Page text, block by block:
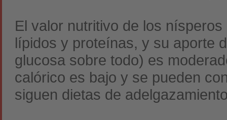
El valor nutritivo de los
lípidos y proteínas, y su aporte
glucosa sobre todo) es
calórico es bajo y se pueden
siguen dietas de